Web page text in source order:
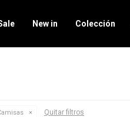
New in Colección
Quitar filtros